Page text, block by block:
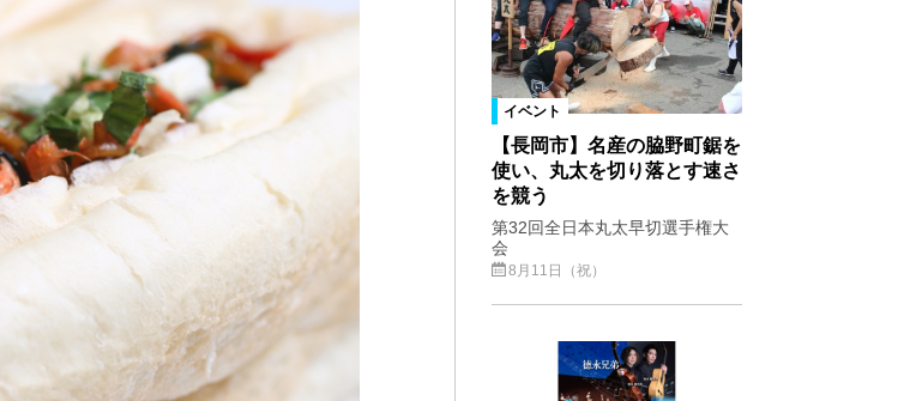
イベント
【長岡市】名産の脇野町鋸を
使い、丸太を切り落とす速さ
を競う
第32回全日本丸太早切選手権大
会
8月11日（祝）